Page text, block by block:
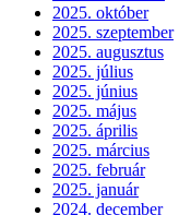
2025. október
2025. szeptember
2025. augusztus
2025. július
2025. június
2025. május
2025. április
2025. március
2025. február
2025. január
2024. december